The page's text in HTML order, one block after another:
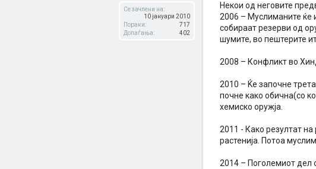
Се зачлени на:
10 јануари 2010
Пораки:
717
Допаѓања:
402
Некои од неговите
2006 – Муслиманите ќе
собираат резерви од
шумите, во пештерите
2008 – Конфликт во
2010 – Ќе започне
почне како обична(со
хемиско оружја.
2011 - Како резултат
растенија. Потоа
2014 – Поголемиот дел